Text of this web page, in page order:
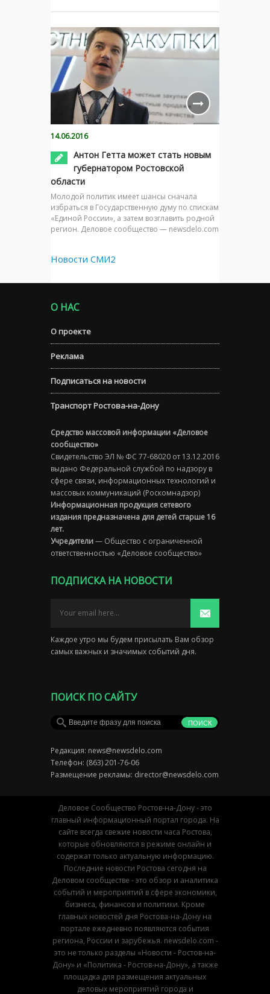
14.06.2016
Антон Гетта может стать новым
губернатором Ростовской
области
Молодой политик имеет шансы сначала
избраться в Государственную думу по спискам
«Единой России», а затем возглавить родной
регион. Деловое сообщество — newsdelo.com
Новости СМИ2
О НАС
О проекте
Реклама
Подписаться на новости
Транспорт Ростова-на-Дону
Средство массовой информации «Деловое
сообщество»
Свидетельство ЭЛ № ФС 77-68020 от 13.12.2016
выдано Федеральной службой по надзору в
сфере связи, информационных технологий и
массовых коммуникаций (Роскомнадзор)
Информационная продукция сетевого
издания предназначена для детей старше 16
лет.
Учредители— Общество с ограниченной
ответственностью «Деловое сообщество»
ПОДПИСКА НА НОВОСТИ
Каждое утро мы будем присылать Вам обзор
самых важных и значимых событий дня.
ПОИСК ПО САЙТУ
Редакция: news@newsdelo.com
Телефон: (863) 201-76-06
Размещение рекламы: director@newsdelo.com
Деловое Сообщество Ростов-на-Дону - это
главный информационный портал города. На
сайте всегда свежие новости часа Ростова,
которые обновляются в режиме онлайн и
содержат только актуальную информацию.
Последние новости Ростова сегодня на
Деловом сообществе - это обзор и аналитика
событий и мероприятий в сфере экономики,
бизнеса, финансов и политики. Кроме
главных новостей дня Ростова-на-Дону на
портале ежедневно появляются события
региона, России и зарубежья. newsdelo.com -
это не только разделы «Новости - Ростов-на-
Дону» и «Политика - Ростов-на-Дону», а также
площадка для размещения актуальных
деловых мероприятий города и